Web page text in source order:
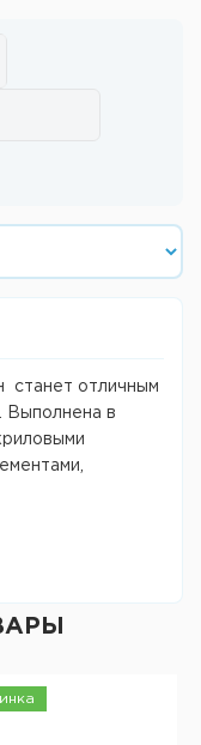
станет отличным
Выполнена в